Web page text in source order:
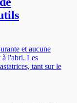
et aucune
à l'abri. Les
tant sur le